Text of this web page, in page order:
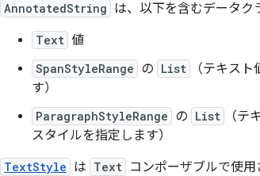
AnnotatedString は、以下を含むデータク
Text 値
SpanStyleRange の List
（テキス
す）
ParagraphStyleRange の List
（
スタイルを指定します）
TextStyle は Text コンポーザブルで使用